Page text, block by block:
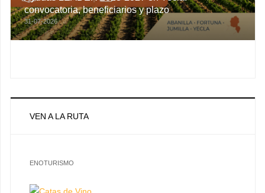
convocatoria, beneficiarios y plazo
31-07-2026
VEN A LA RUTA
ENOTURISMO